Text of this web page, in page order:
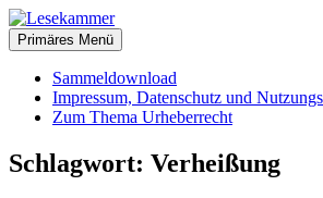
Zum
Inhalt
springen
Lesekammer
christliche Bücher zum kostenlosen Download
Primäres Menü
Sammeldownload
Impressum, Datenschutz und
Zum Thema Urheberrecht
Schlagwort: Verheißung